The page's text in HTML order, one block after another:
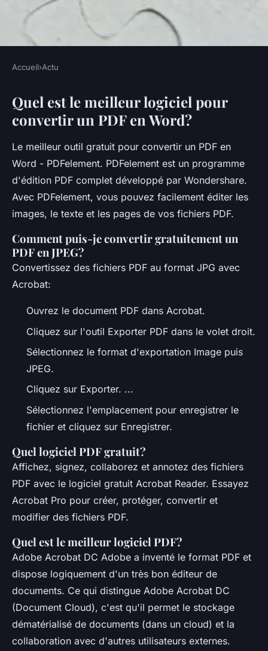
Comment convertir un fichier
PDF en Word pour le modifier
?
5 octobre 2022 4 min de lecture
Accueil›Actu
Quel est le meilleur logiciel pour
convertir un PDF en Word?
Le meilleur outil gratuit pour convertir un PDF en
Word - PDFelement. PDFelement est un programme
d'édition PDF complet développé par Wondershare.
Avec PDFelement, vous pouvez facilement éditer les
images, le texte et les pages de vos fichiers PDF.
Comment puis-je convertir gratuitement un
PDF en JPEG?
Convertissez des fichiers PDF au format JPG avec
Acrobat:
Ouvrez le document PDF dans Acrobat.
Cliquez sur l'outil Exporter PDF dans le volet droit.
Sélectionnez le format d'exportation Image puis
JPEG.
Cliquez sur Exporter. ...
Sélectionnez l'emplacement pour enregistrer le
fichier et cliquez sur Enregistrer.
Quel logiciel PDF gratuit?
Affichez, signez, collaborez et annotez des fichiers
PDF avec le logiciel gratuit Acrobat Reader. Essayez
Acrobat Pro pour créer, protéger, convertir et
modifier des fichiers PDF.
Quel est le meilleur logiciel PDF?
Adobe Acrobat DC Adobe a inventé le format PDF et
dispose logiquement d'un très bon éditeur de
documents. Ce qui distingue Adobe Acrobat DC
(Document Cloud), c'est qu'il permet le stockage
dématérialisé de documents (dans un cloud) et la
collaboration avec d'autres utilisateurs externes.